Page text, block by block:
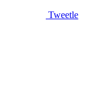
Tweetle